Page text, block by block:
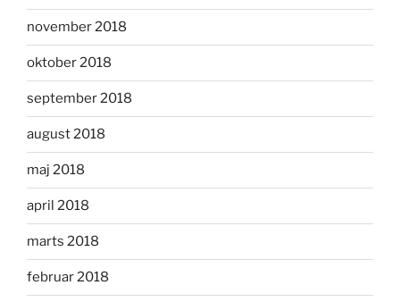
november 2018
oktober 2018
september 2018
august 2018
maj 2018
april 2018
marts 2018
februar 2018